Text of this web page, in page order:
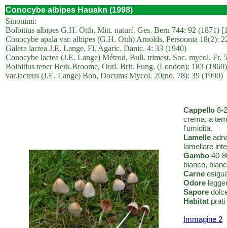
Conocybe albipes Hauskn (1998)
Sinonimi:
Bolbitius albipes G.H. Otth, Mitt. naturf. Ges. Bern 744: 92 (1871)
Conocybe apala var. albipes (G.H. Otth) Arnolds, Persoonia 18(2):
Galera lactea J.E. Lange, Fl. Agaric. Danic. 4: 33 (1940)
Conocybe lactea (J.E. Lange) Métrod, Bull. trimest. Soc. mycol. Fr.
Bolbitius tener Berk.Broome, Outl. Brit. Fung. (London): 183
var.lacteus (J.E. Lange) Bon, Docums Mycol. 20(no. 78): 39 (1990)
Cappello 8-
crema, a
l'umidità.
Lamelle
lamellare
Gambo 40-
bianco,
Carne
Odore
Sapore
Habitat
Immagine 2